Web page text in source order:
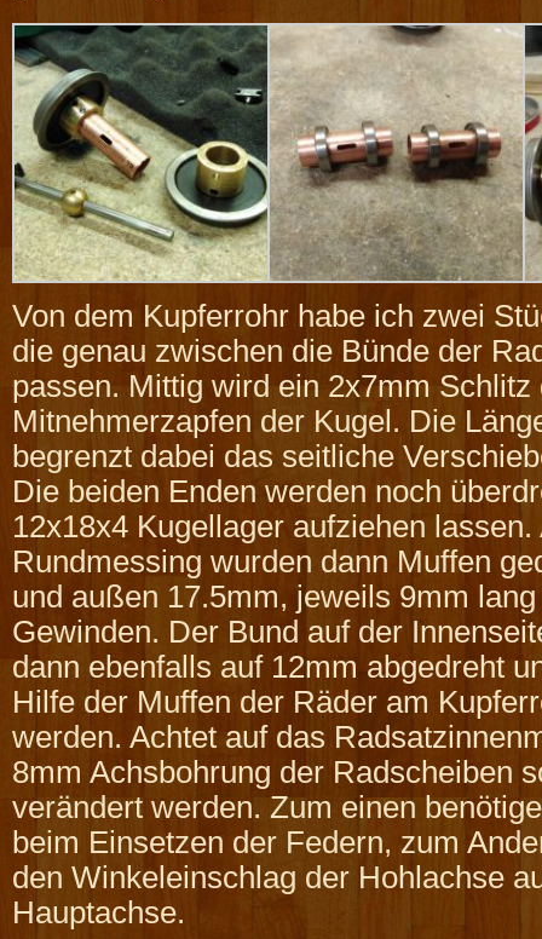
Von dem Kupferrohr habe ich zwei
die genau zwischen die Bünde der
passen. Mittig wird ein 2x7mm Schlitz
Mitnehmerzapfen der Kugel. Die
begrenzt dabei das seitliche
Die beiden Enden werden noch
12x18x4 Kugellager aufziehen lassen.
Rundmessing wurden dann Muffen
und außen 17.5mm, jeweils 9mm
Gewinden. Der Bund auf der
dann ebenfalls auf 12mm abgedreht
Hilfe der Muffen der Räder am
werden. Achtet auf das
8mm Achsbohrung der Radscheiben
verändert werden. Zum einen
beim Einsetzen der Federn, zum
den Winkeleinschlag der Hohlachse
Hauptachse.